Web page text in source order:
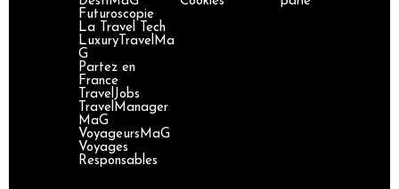
Futuroscopie
La Travel Tech
LuxuryTravelMa
G
Partez en
France
TravelJobs
TravelManager
MaG
VoyageursMaG
Voyages
Responsables